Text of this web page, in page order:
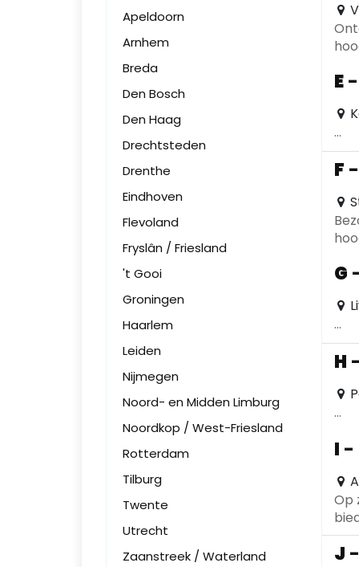
E
...
F
G
...
H
...
I -
Op
J
Apeldoorn
Arnhem
Breda
Den Bosch
Den Haag
Drechtsteden
Drenthe
Eindhoven
Flevoland
Fryslân / Friesland
't Gooi
Groningen
Haarlem
Leiden
Nijmegen
Noord- en Midden Limburg
Noordkop / West-Friesland
Rotterdam
Tilburg
Twente
Utrecht
Zaanstreek / Waterland